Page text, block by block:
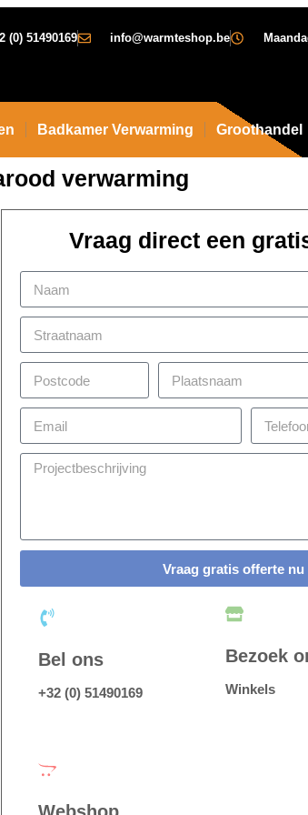
(0) 51490169 info@warmteshop.be
Badkamer Verwarming Groothandel
verwarming
Vraag direct een
Vraag gratis offerte nu
Bel ons
+32 (0) 51490169
Bezoek
Winkels